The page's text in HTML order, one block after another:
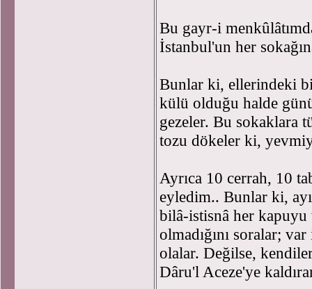
Bu gayr-i
İstanbul'un her
Bunlar ki, ellerindeki
külü olduğu halde
gezeler. Bu sokaklara
tozu dökeler ki,
Ayrıca 10 cerrah, 10
eyledim.. Bunlar ki,
bilâ-istisnâ her
olmadığını soralar;
olalar. Değilse,
Dâru'l Aceze'ye